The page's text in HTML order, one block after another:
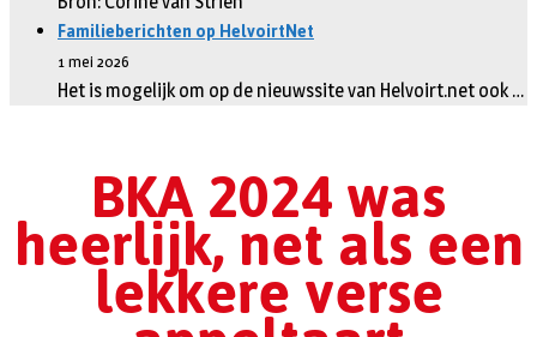
Familieberichten op HelvoirtNet
1 mei 2026
Het is mogelijk om op de nieuwssite van Helvoirt.net ook …
BKA 2024 was
heerlijk, net als een
lekkere verse